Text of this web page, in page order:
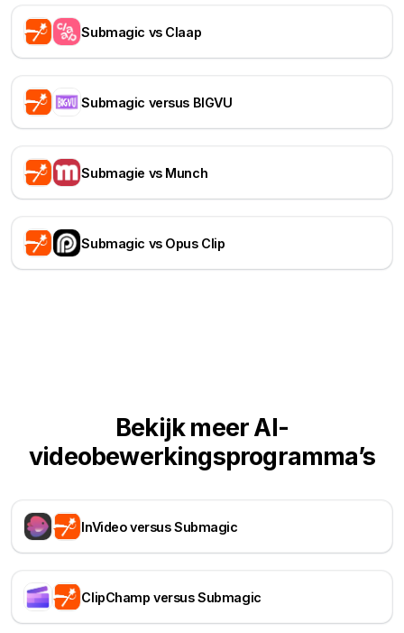
Submagic vs Claap
Submagic versus BIGVU
Submagie vs Munch
Submagic vs Opus Clip
Bekijk meer AI-
videobewerkingsprogramma’s
InVideo versus Submagic
ClipChamp versus Submagic